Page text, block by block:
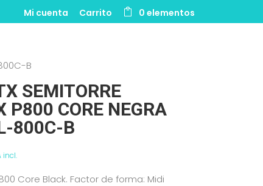
Mi cuenta Carrito 0 elementos
B
SEMITORRE
P800 CORE NEGRA
800C-B
incl.
Core Black. Factor de forma: Midi